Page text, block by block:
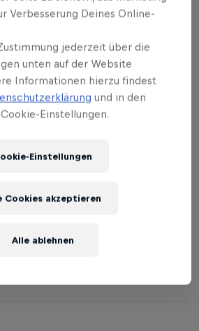
Platz happy wäre.“ Bei zwei
diesen Frühling kam sie
Ziel: Einmal hatte sie einen
einmal ein verbogenes
„Ich musste mir vorsagen, dass
Vorbereitung technische
des MTB-Super-Girls Vali Höll
Verbesserung Deines Online-
jederzeit über die
unten auf der Website
Informationen hierzu findest
und in den
Einstellungen.
Einstellungen
Alle ablehnen
Cookies akzeptieren